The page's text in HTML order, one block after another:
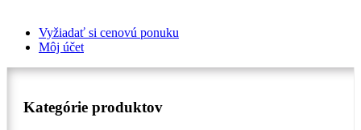
Vyžiadať si cenovú ponuku
Môj účet
Kategórie produktov